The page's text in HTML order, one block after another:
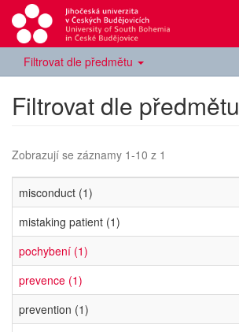
Filtrovat dle předmětu
Filtrovat dle předmětu
Zobrazují se záznamy 1-10 z 1
misconduct (1)
mistaking patient (1)
pochybení (1)
prevence (1)
prevention (1)